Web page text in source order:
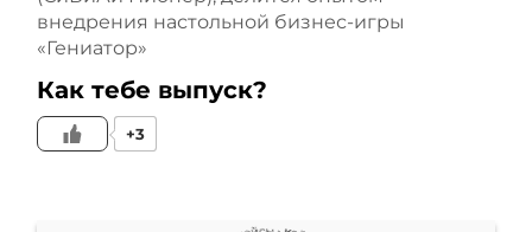
рекламных расходов при
этом сократилась на 30%.
внедрения настольной бизнес-игры
«Гениатор»
Как тебе выпуск?
+3